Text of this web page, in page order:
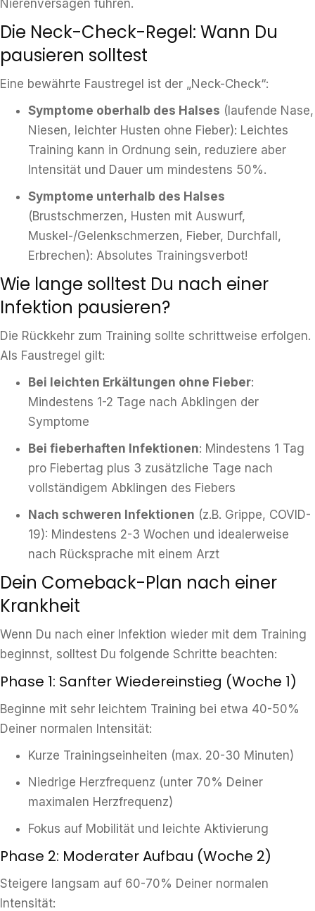
Nierenversagen führen.
Die Neck-Check-Regel: Wann Du
pausieren solltest
Eine bewährte Faustregel ist der „Neck-Check“:
Symptome oberhalb des Halses (laufende Nase,
Niesen, leichter Husten ohne Fieber): Leichtes
Training kann in Ordnung sein, reduziere aber
Intensität und Dauer um mindestens 50%.
Symptome unterhalb des Halses
(Brustschmerzen, Husten mit Auswurf,
Muskel-/Gelenkschmerzen, Fieber, Durchfall,
Erbrechen): Absolutes Trainingsverbot!
Wie lange solltest Du nach einer
Infektion pausieren?
Die Rückkehr zum Training sollte schrittweise erfolgen.
Als Faustregel gilt:
Bei leichten Erkältungen ohne Fieber:
Mindestens 1-2 Tage nach Abklingen der
Symptome
Bei fieberhaften Infektionen: Mindestens 1 Tag
pro Fiebertag plus 3 zusätzliche Tage nach
vollständigem Abklingen des Fiebers
Nach schweren Infektionen (z.B. Grippe, COVID-
19): Mindestens 2-3 Wochen und idealerweise
nach Rücksprache mit einem Arzt
Dein Comeback-Plan nach einer
Krankheit
Wenn Du nach einer Infektion wieder mit dem Training
beginnst, solltest Du folgende Schritte beachten:
Phase 1: Sanfter Wiedereinstieg (Woche 1)
Beginne mit sehr leichtem Training bei etwa 40-50%
Deiner normalen Intensität:
Kurze Trainingseinheiten (max. 20-30 Minuten)
Niedrige Herzfrequenz (unter 70% Deiner
maximalen Herzfrequenz)
Fokus auf Mobilität und leichte Aktivierung
Phase 2: Moderater Aufbau (Woche 2)
Steigere langsam auf 60-70% Deiner normalen
Intensität: